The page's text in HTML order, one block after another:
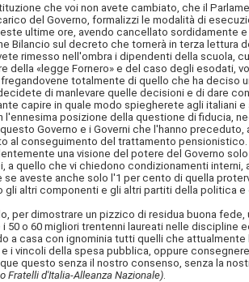
che voi non avete cambiato, che il
del Governo, formalizzi le modalità di
ultime ore, avendo cancellato sordidamente
Bilancio sul decreto che tornerà in terza lettura
rimesso nell'ombra i dipendenti della scuola,
della «legge Fornero» e del caso degli esodati,
totalmente di quello che ha deciso
di manlevare quelle decisioni e di dare
capire in quale modo spiegherete agli italiani
l'ennesima posizione della questione di fiducia,
Governo e i Governi che l'hanno
al conseguimento del trattamento pensionistico.
una visione del potere del Governo
a quello che vi chiedono condizionamenti
se aveste anche solo l'1 per cento di quella
gli altri componenti e gli altri partiti della politica
per dimostrare un pizzico di residua buona
50 o 60 migliori trentenni laureati nelle
a casa con ignominia tutti quelli che
i vincoli della spesa pubblica, oppure
questo senza il nostro consenso, senza la
Fratelli d'Italia-Alleanza Nazionale)